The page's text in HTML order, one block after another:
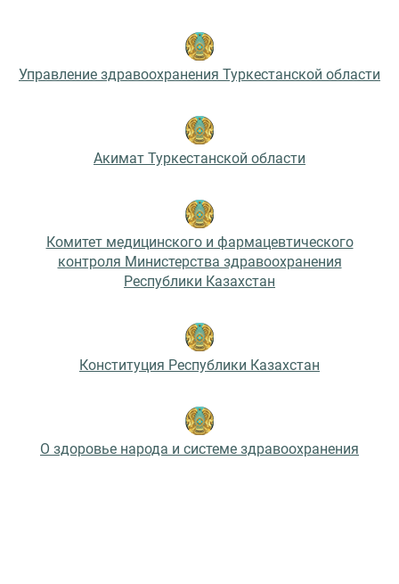
Управление здравоохранения Туркестанской области
Акимат Туркестанской области
Комитет медицинского и фармацевтического
контроля Министерства здравоохранения
Республики Казахстан
Конституция Республики Казахстан
О здоровье народа и системе здравоохранения